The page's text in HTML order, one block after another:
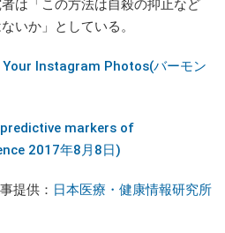
は「この方法は自殺の抑止など
いか」としている。
Your Instagram Photos(バーモン
markers of
2017年8月8日)
提供： 日本医療・健康情報研究所